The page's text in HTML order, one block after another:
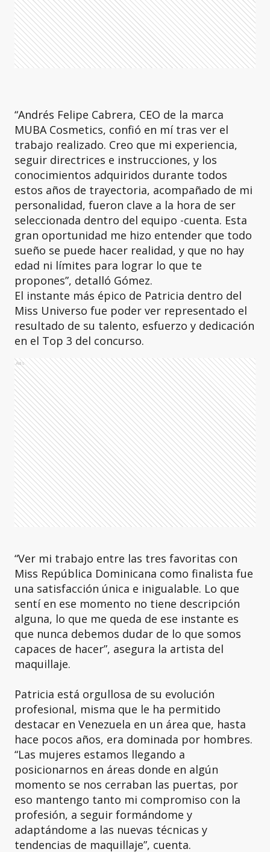
“Andrés Felipe Cabrera, CEO de la marca
MUBA Cosmetics, confió en mí tras ver el
trabajo realizado. Creo que mi experiencia,
seguir directrices e instrucciones, y los
conocimientos adquiridos durante todos
estos años de trayectoria, acompañado de mi
personalidad, fueron clave a la hora de ser
seleccionada dentro del equipo -cuenta. Esta
gran oportunidad me hizo entender que todo
sueño se puede hacer realidad, y que no hay
edad ni límites para lograr lo que te
propones”, detalló Gómez.
El instante más épico de Patricia dentro del
Miss Universo fue poder ver representado el
resultado de su talento, esfuerzo y dedicación
en el Top 3 del concurso.
Ads
“Ver mi trabajo entre las tres favoritas con
Miss República Dominicana como finalista fue
una satisfacción única e inigualable. Lo que
sentí en ese momento no tiene descripción
alguna, lo que me queda de ese instante es
que nunca debemos dudar de lo que somos
capaces de hacer”, asegura la artista del
maquillaje.
Patricia está orgullosa de su evolución
profesional, misma que le ha permitido
destacar en Venezuela en un área que, hasta
hace pocos años, era dominada por hombres.
“Las mujeres estamos llegando a
posicionarnos en áreas donde en algún
momento se nos cerraban las puertas, por
eso mantengo tanto mi compromiso con la
profesión, a seguir formándome y
adaptándome a las nuevas técnicas y
tendencias de maquillaje”, cuenta.